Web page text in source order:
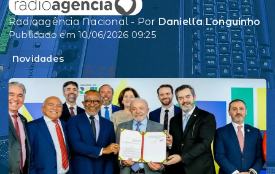
Radioagência Nacional - Por Daniella Longuinho
Publicado em 10/06/2026 09:25
Novidades